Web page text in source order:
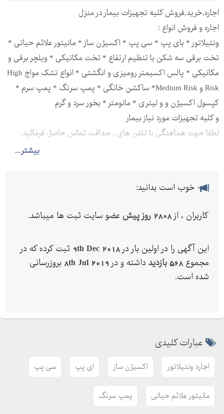
بیشتر...
اجاره,خرید,فروش کلیه تجهیزات بیمار در منزل
اجاره و فروش انواع :
ونتیلاتور * بای پپ * سی پپ * اکسیژن ساز * مانیتور علائم حیاتی *
تخت برقی سه شکن با تنظیم ارتفاع * تخت مکانیکی * ویلچر برقی و
مکانیکی * پالس اکسیمتر رومیزی و انگشتی * انواع تشک مواج High
Risk و Medium Risk* ساکشن خانگی * پمپ سرنگ * پمپ سرم *
کپسول اکسیژن و و لیتری * مانومتر * بخور سرد و گرم
و کلیه تجهیزات مورد نیاز بیمار
لطفا جهت هماهنگی با تلفن های , صداقت تماس حاصل فرمائید.
خوب است بدانید:
کاربران ، از2808 روز پیش عضو سایت ثبت ها میباشد.
این آگهی را در اولین بار در9th Dec 2018 ثبت کرده که در
مجموع568 بازدید داشته و در 8th Jul 2019 بروزرسانی
شده است.
عبارات کلیدی
اجاره ونتیلاتور اکسیژن ساز ای پپ سی پپ
مانیتور علائم حیاتی پمپ سرنگ